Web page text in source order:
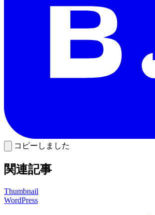
コピーしました
関連記事
Thumbnail
WordPress